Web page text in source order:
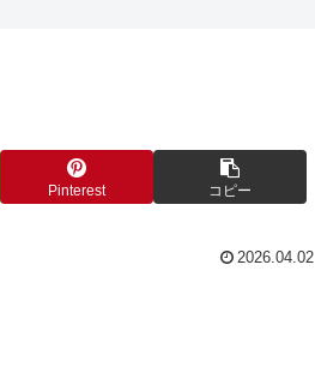
Pinterest コピー
2026.04.02